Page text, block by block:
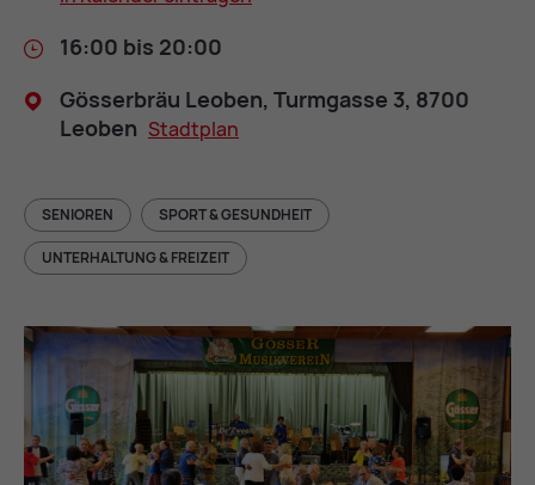
16:00 bis 20:00
Gös­ser­bräu Leo­ben, Turm­gas­se 3, 8700
Leo­ben Stadt­plan
SENIOREN SPORT & GESUNDHEIT
UNTERHALTUNG & FREIZEIT